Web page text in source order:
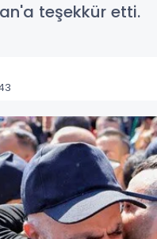
teşekkür etti.